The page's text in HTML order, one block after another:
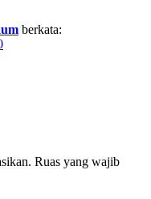
berkata:
Ruas yang wajib